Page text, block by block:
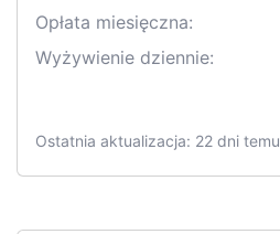
Opłata miesięczna:
Wyżywienie dziennie:
Ostatnia aktualizacja: 22 dni temu